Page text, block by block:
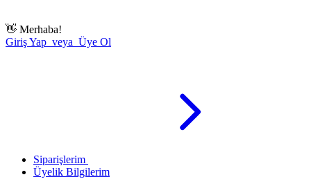
👋 Merhaba!
Giriş Yap veya Üye Ol
Siparişlerim
Üyelik Bilgilerim